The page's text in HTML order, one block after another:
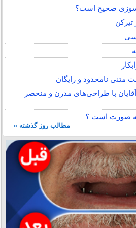
صحیح است؟
با طراحی‌های مدرن و منحصر
صورت است ؟
مطالب روز گذشته »